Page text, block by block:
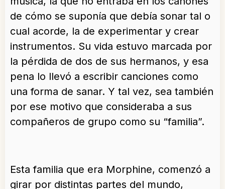
de cómo se suponía que debía sonar tal o
cual acorde, la de experimentar y crear
instrumentos. Su vida estuvo marcada por
la pérdida de dos de sus hermanos, y esa
pena lo llevó a escribir canciones como
una forma de sanar. Y tal vez, sea también
por ese motivo que consideraba a sus
compañeros de grupo como su “familia”.
Esta familia que era Morphine, comenzó a
girar por distintas partes del mundo,